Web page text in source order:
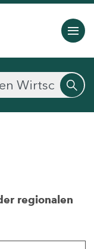
regionalen